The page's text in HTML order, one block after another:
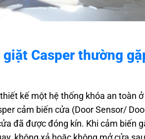
Casper thường
kế một hệ thống khóa an toàn
cảm biến cửa (Door Sensor/
đã được đóng kín. Khi cảm biến